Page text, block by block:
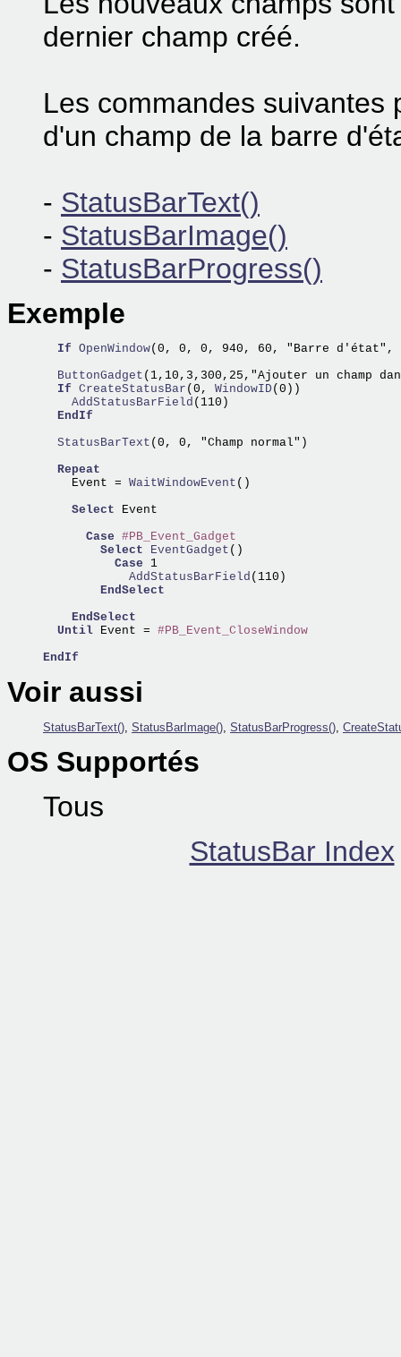
dernier champ créé.
Les commandes suivantes
d'un champ de la barre
- StatusBarText()
- StatusBarImage()
- StatusBarProgress()
Exemple
If OpenWindow(0, 0, 0, 940, 60, "Barre d'état",
  ButtonGadget
(1,10,3,300,25,"Ajouter un champ
If CreateStatusBar (0, WindowID
    AddStatusBarField
(110)
EndIf
  StatusBarText
(0, 0, "Champ normal")
Repeat
    Event =
WaitWindowEvent ()
Select Event
Case #PB_Event_Gadget
Select
EventGadget ()
Case
            AddStatusBarField
(110)
EndSelect
EndSelect
Until Event = #PB_Event_CloseWindow
EndIf
Voir aussi
StatusBarText(), StatusBarImage(), StatusBarProgress(),
OS Supportés
Tous
StatusBar Index